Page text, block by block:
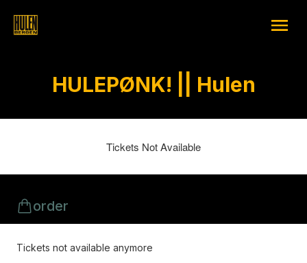
HULEPØNK! || Hulen
Tickets Not Available
order
Tickets not available anymore